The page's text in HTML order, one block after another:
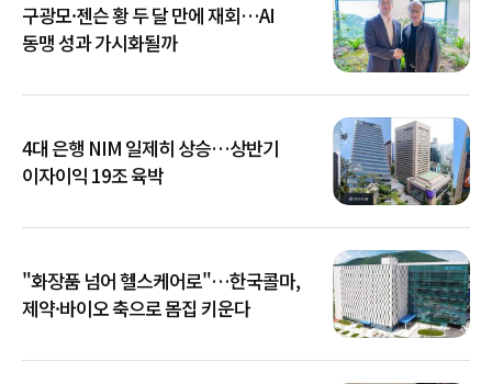
구광모·젠슨 황 두 달 만에 재회…AI
동맹 성과 가시화될까
4대 은행 NIM 일제히 상승…상반기
이자이익 19조 육박
"화장품 넘어 헬스케어로"…한국콜마,
제약·바이오 축으로 몸집 키운다